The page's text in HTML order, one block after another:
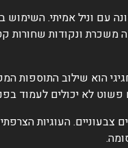
עם וניל אמיתי.
משכרת ונקודות
הוא שילוב התוספות
לא יכולים לעמוד
העוגיות